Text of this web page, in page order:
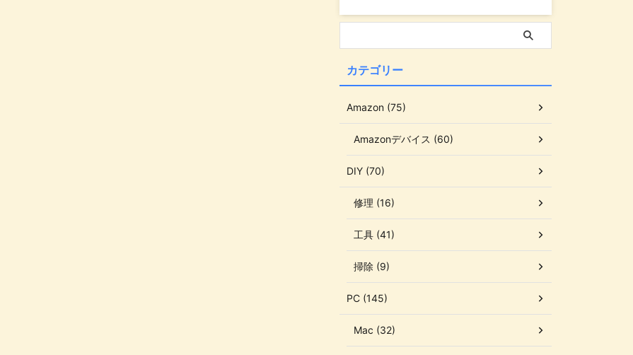
カテゴリー
Amazon (75)
Amazonデバイス (60)
DIY (70)
修理 (16)
工具 (41)
掃除 (9)
PC (145)
Mac (32)